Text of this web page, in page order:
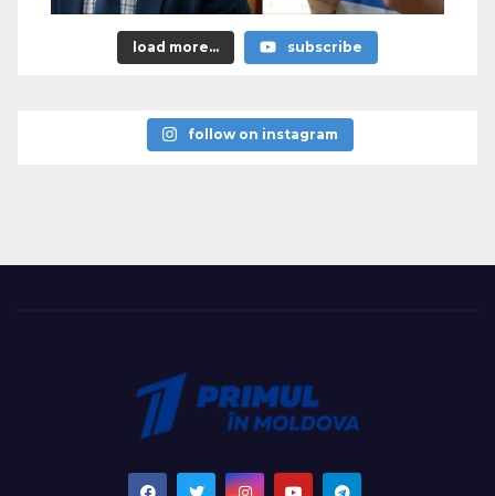
load more... subscribe
follow on instagram